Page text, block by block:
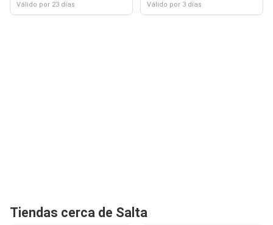
Válido por 23 días Válido por 3 días
Tiendas cerca de Salta